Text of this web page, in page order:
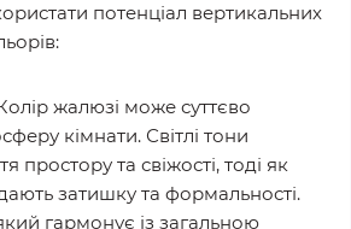
потенціал вертикальних
жалюзі може суттєво
кімнати. Світлі тони
простору та свіжості, тоді як
затишку та формальності.
гармонує із загальною